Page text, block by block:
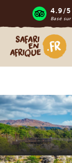
4.9/5
Basé sur
Safari en Afrique